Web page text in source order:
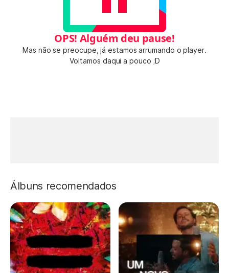
OPS! Alguém deu pause!
Mas não se preocupe, já estamos arrumando o player.
Voltamos daqui a pouco ;D
Álbuns recomendados